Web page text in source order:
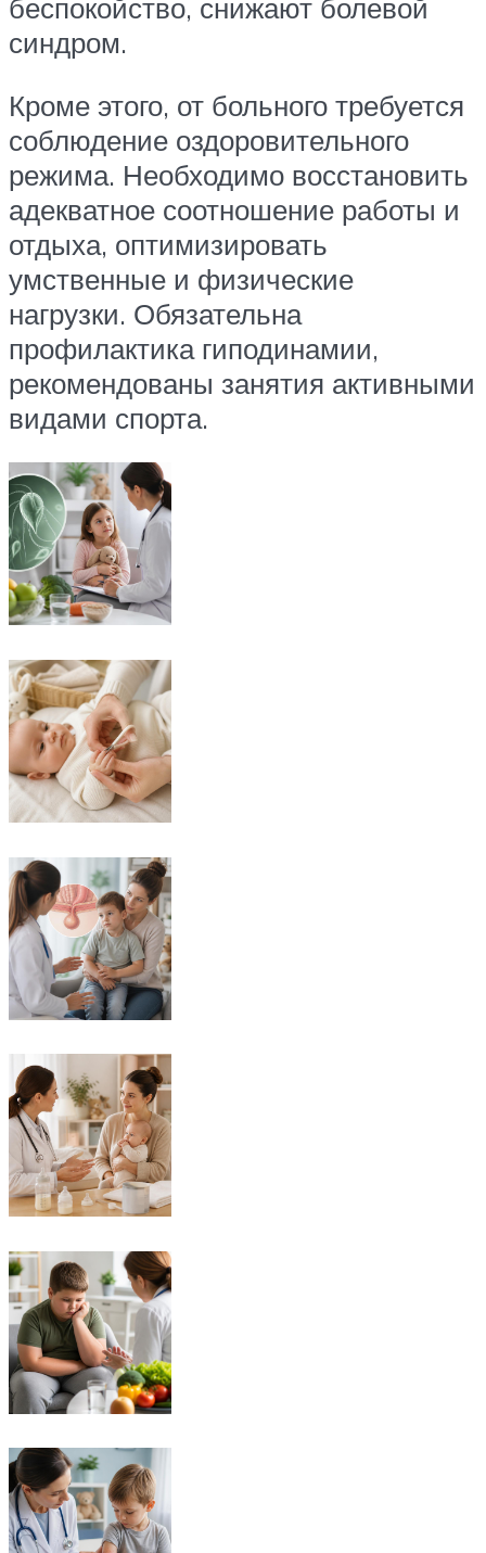
беспокойство, снижают болевой
синдром.
Кроме этого, от больного требуется
соблюдение оздоровительного
режима. Необходимо восстановить
адекватное соотношение работы и
отдыха, оптимизировать
умственные и физические
нагрузки. Обязательна
профилактика гиподинамии,
рекомендованы занятия активными
видами спорта.